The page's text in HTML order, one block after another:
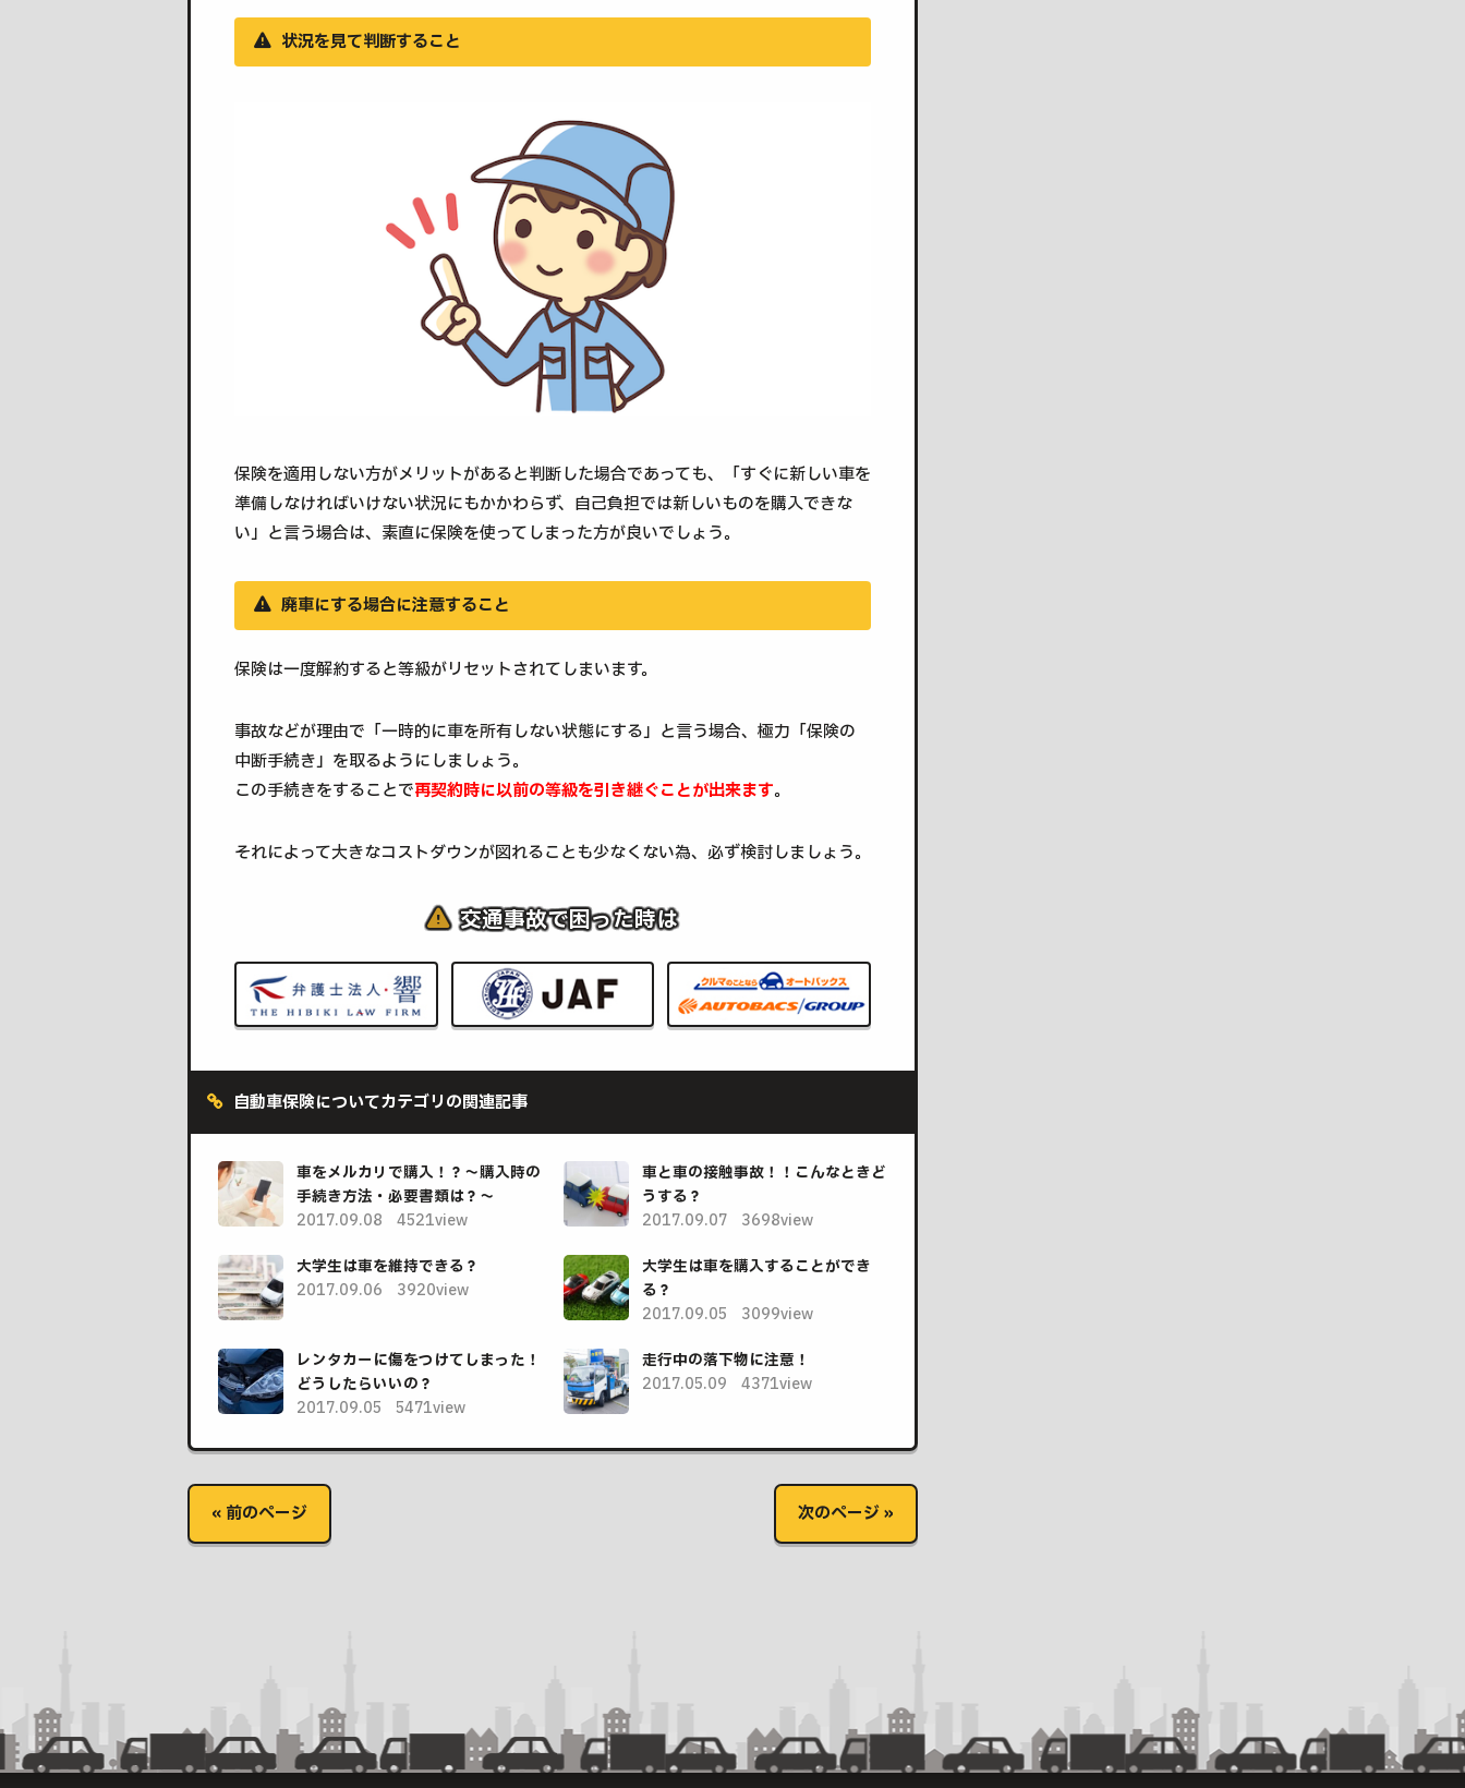
状況を見て判断すること
保険を適用しない方がメリットがあると判断した場合であっても、「すぐに新しい車を
準備しなければいけない状況にもかかわらず、自己負担では新しいものを購入できな
い」と言う場合は、素直に保険を使ってしまった方が良いでしょう。
廃車にする場合に注意すること
保険は一度解約すると等級がリセットされてしまいます。
事故などが理由で「一時的に車を所有しない状態にする」と言う場合、極力「保険の
中断手続き」を取るようにしましょう。
この手続きをすることで再契約時に以前の等級を引き継ぐことが出来ます。
それによって大きなコストダウンが図れることも少なくない為、必ず検討しましょう。
交通事故で困った時は
自動車保険についてカテゴリの関連記事
車をメルカリで購入！？～購入時の
手続き方法・必要書類は？～
2017.09.08
4521view
車と車の接触事故！！こんなときど
うする？
2017.09.07
3698view
大学生は車を維持できる？
2017.09.06
3920view
大学生は車を購入することができ
る？
2017.09.05
3099view
レンタカーに傷をつけてしまった！
どうしたらいいの？
2017.09.05
5471view
走行中の落下物に注意！
2017.05.09
4371view
« 前のページ 次のページ »